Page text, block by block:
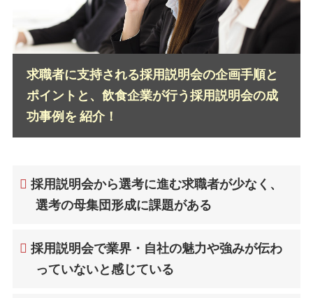
求職者に支持される採用説明会の企画手順と
ポイントと、飲食企業が行う採用説明会の成
功事例を 紹介！
採用説明会から選考に進む求職者が少なく、
選考の母集団形成に課題がある
採用説明会で業界・自社の魅力や強みが伝わ
っていないと感じている